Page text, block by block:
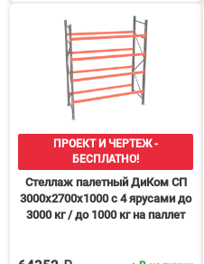
ПРОЕКТ И ЧЕРТЕЖ -
БЕСПЛАТНО!
Стеллаж палетный ДиКом СП
3000х2700х1000 с 4 ярусами до
3000 кг / до 1000 кг на паллет